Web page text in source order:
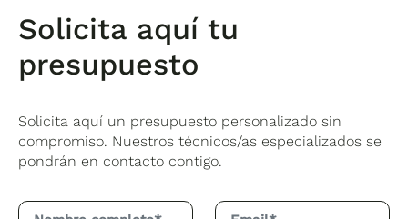
Solicita aquí tu
presupuesto
Solicita aquí un presupuesto personalizado sin
compromiso. Nuestros técnicos/as especializados se
pondrán en contacto contigo.